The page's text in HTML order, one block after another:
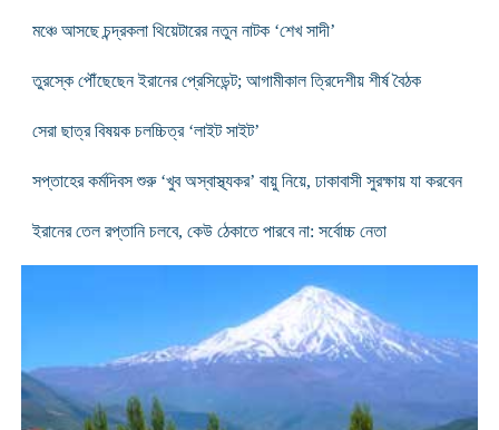
মঞ্চে আসছে চন্দ্রকলা থিয়েটারের নতুন নাটক ‘শেখ সাদী’
তুরস্কে পৌঁছেছেন ইরানের প্রেসিডেন্ট; আগামীকাল ত্রিদেশীয় শীর্ষ বৈঠক
সেরা ছাত্র বিষয়ক চলচ্চিত্র ‘লাইট সাইট’
সপ্তাহের কর্মদিবস শুরু ‘খুব অস্বাস্থ্যকর’ বায়ু নিয়ে, ঢাকাবাসী সুরক্ষায় যা করবেন
ইরানের তেল রপ্তানি চলবে, কেউ ঠেকাতে পারবে না: সর্বোচ্চ নেতা